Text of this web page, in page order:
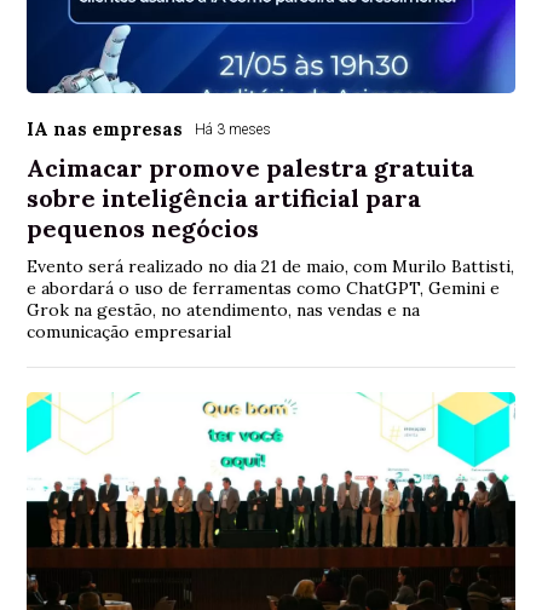
IA nas empresas Há 3 meses
Acimacar promove palestra gratuita
sobre inteligência artificial para
pequenos negócios
Evento será realizado no dia 21 de maio, com Murilo Battisti,
e abordará o uso de ferramentas como ChatGPT, Gemini e
Grok na gestão, no atendimento, nas vendas e na
comunicação empresarial